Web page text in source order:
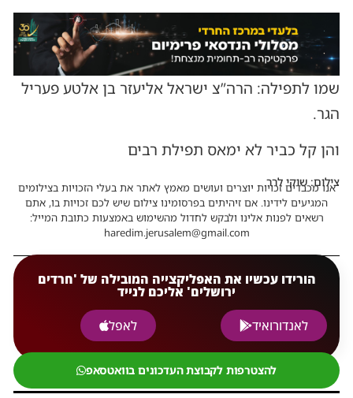
שמו לתפילה: הרה”צ ישראל אליעזר בן אלטע פעריל
הגר.
והן קל כביר לא ימאס תפילת רבים
צילום: שוקי לרר
אנו מכבדים זכויות יוצרים ועושים מאמץ לאתר את בעלי הזכויות בצילומים
המגיעים לידינו. אם זיהיתים בפרסומינו צילום שיש לכם זכויות בו, אתם
רשאים לפנות אלינו ולבקש לחדול מהשימוש באמצעות כתובת המייל:
haredim.jerusalem@gmail.com
הורידו עכשיו את האפליקצייה המובילה של 'חרדים
ירושלים' אליכם לנייד
לאנדורואיד
לאפל
להצטרפות לקבוצת העדכונים בוואטסאפ